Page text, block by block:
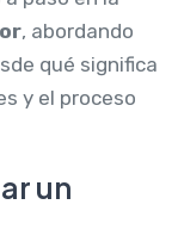
, abordando
qué significa
y el proceso
un